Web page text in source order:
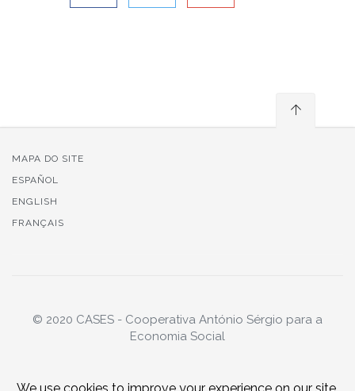
MAPA DO SITE
ESPAÑOL
ENGLISH
FRANÇAIS
© 2020 CASES - Cooperativa António Sérgio para a
Economia Social